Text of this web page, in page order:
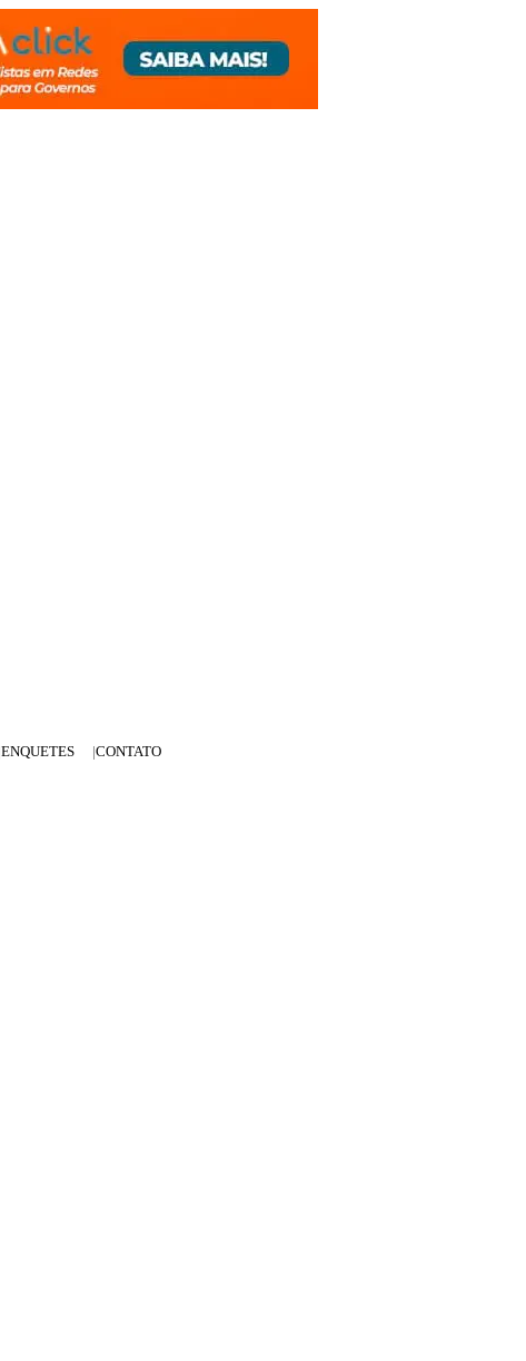
ENQUETES
CONTATO